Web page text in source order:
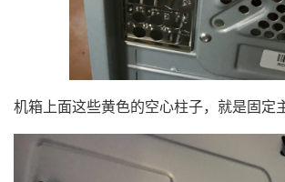
机箱上面这些黄色的空心柱子，就是固定